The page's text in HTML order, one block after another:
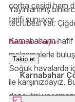
çorba çeşidi hem
tarifi sunuyor.
Karnabaharın
malzemelerle
Soğuk havalarda
ile karşınızdayız.
deneyimi
Yayınlanmış
tecrübesi var.
ve püf noktasını
denenmiş ve
Devamını okuyun
Takip et
Karnabahar